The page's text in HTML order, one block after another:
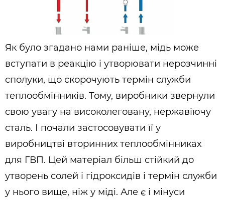
Як було згадано нами раніше, мідь може
вступати в реакцію і утворювати нерозчинні
сполуки, що скорочують термін служби
теплообмінників. Тому, виробники звернули
свою увагу на високолеговану, нержавіючу
сталь. І почали застосовувати її у
виробництві вторинних теплообмінниках
для ГВП. Цей матеріал більш стійкий до
утворень солей і гідроксидів і термін служби
у нього вище, ніж у міді. Але є і мінуси